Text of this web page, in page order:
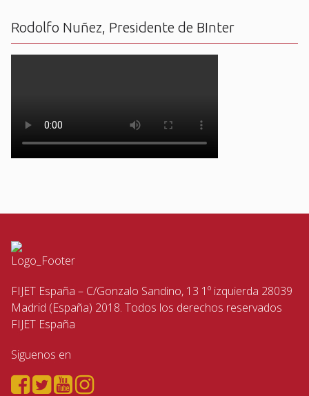
Rodolfo Nuñez, Presidente de BInter
FIJET España – C/Gonzalo Sandino, 13 1º izquierda 28039
Madrid (España) 2018. Todos los derechos reservados
FIJET España
Siguenos en